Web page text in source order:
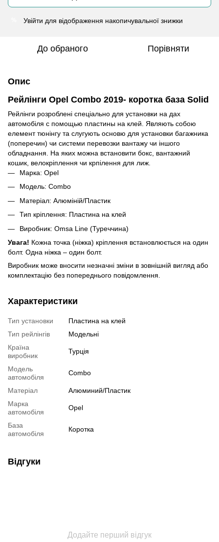
Увійти для відображення накопичувальної знижки
До обраного Порівняти
Опис
Рейлінги Opel Combo 2019- коротка база Solid
Рейлінги розроблені спеціально для установки на дах
автомобіля с помощью пластины на клей. Являють собою
елемент тюнінгу та слугують основю для установки багажника
(поперечин) чи системи перевозки вантажу чи іншого
обладнання. На яких можна встановити бокс, вантажний
кошик, велокріплення чи крпілення для лиж.
Марка: Opel
Модель: Combo
Матеріал: Алюміній/Пластик
Тип кріплення: Пластина на клей
Виробник: Omsa Line (Туреччина)
Увага! Кожна точка (ніжка) кріплення встановлюється на один
болт. Одна ніжка – один болт.
Виробник може вносити незначні зміни в зовнішній вигляд або
комплектацію без попереднього повідомлення.
Характеристики
Тип установки
Пластина на клей
Тип рейлінгів
Модельні
Країна
виробник
Турція
Модель
автомобіля
Combo
Матеріал
Алюминий/Пластик
Марка
автомобіля
Opel
База
автомобіля
Коротка
Відгуки
Додайте перший відгук